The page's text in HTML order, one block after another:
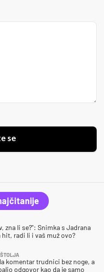
se
zna li se?": Snimka s Jadrana
hit, radi li i vaš muž ovo?
komentar trudnici bez noge, a
odgovor kao da je samo